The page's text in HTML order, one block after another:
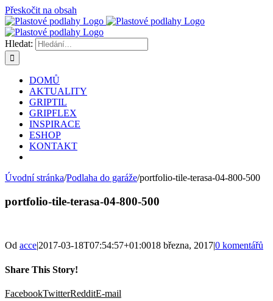
Přeskočit na obsah
Hledat:
DOMŮ
AKTUALITY
GRIPTIL
GRIPFLEX
INSPIRACE
ESHOP
KONTAKT
Úvodní stránka/Podlaha do garáže/portfolio-tile-terasa-04-800-500
portfolio-tile-terasa-04-800-500
Od acce|2017-03-18T07:54:57+01:0018 března, 2017|0 komentářů
Share This Story!
FacebookTwitterRedditE-mail